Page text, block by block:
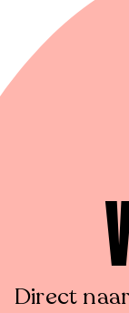
Direct naar